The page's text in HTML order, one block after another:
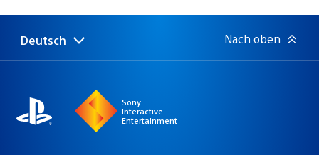
Select
Aktuelle
Deutsch Nach oben
Sony
Interactive
Entertainment